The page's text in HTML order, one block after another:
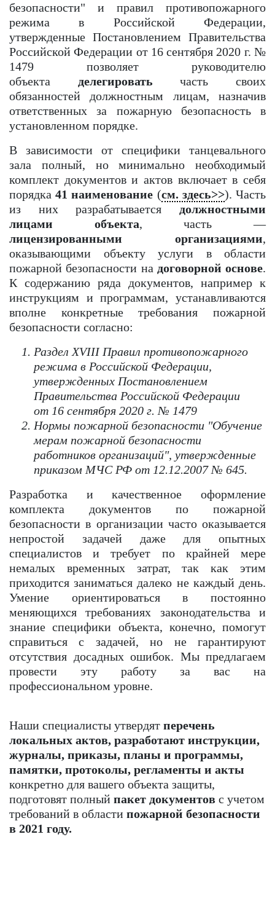
безопасности" и правил противопожарного
режима в Российской Федерации,
утвержденные Постановлением Правительства
Российской Федерации от 16 сентября 2020 г. №
1479 позволяет руководителю
объекта делегировать часть своих
обязанностей должностным лицам, назначив
ответственных за пожарную безопасность в
установленном порядке.
В зависимости от специфики танцевального
зала полный, но минимально необходимый
комплект документов и актов включает в себя
порядка41 наименование (см. здесь>>). Часть
из них разрабатывается должностными
лицами объекта, часть —
лицензированными организациями,
оказывающими объекту услуги в области
пожарной безопасности на договорной основе.
К содержанию ряда документов, например к
инструкциям и программам, устанавливаются
вполне конкретные требования пожарной
безопасности согласно:
Раздел XVIII Правил противопожарного
режима в Российской Федерации,
утвержденных Постановлением
Правительства Российской Федерации
от 16 сентября 2020 г. № 1479
Нормы пожарной безопасности "Обучение
мерам пожарной безопасности
работников организаций", утвержденные
приказом МЧС РФ от 12.12.2007 № 645.
Разработка и качественное оформление
комплекта документов по пожарной
безопасности в организации часто оказывается
непростой задачей даже для опытных
специалистов и требует по крайней мере
немалых временных затрат, так как этим
приходится заниматься далеко не каждый день.
Умение ориентироваться в постоянно
меняющихся требованиях законодательства и
знание специфики объекта, конечно, помогут
справиться с задачей, но не гарантируют
отсутствия досадных ошибок. Мы предлагаем
провести эту работу за вас на
профессиональном уровне.
Наши специалисты утвердят перечень
локальных актов, разработают инструкции,
журналы, приказы, планы и программы,
памятки, протоколы, регламенты и акты
конкретно для вашего объекта защиты,
подготовят полный пакет документов с учетом
требований в области пожарной безопасности
в 2021 году.